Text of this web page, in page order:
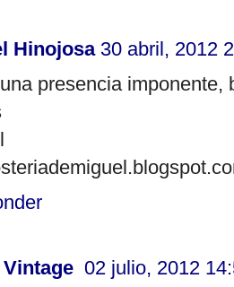
Hinojosa 30 abril, 2012
presencia
02 julio, 2012